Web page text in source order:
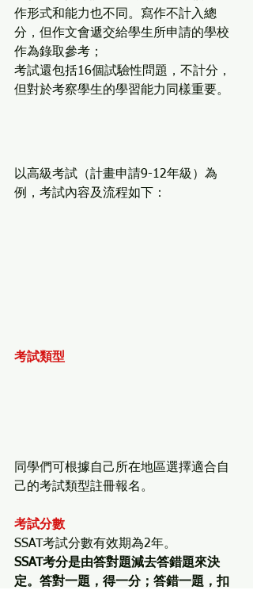
作形式和能力也不同。寫作不計入總
分，但作文會遞交給學生所申請的學校
作為錄取參考；
考試還包括16個試驗性問題，不計分，
但對於考察學生的學習能力同樣重要。
以高級考試（計畫申請9-12年級）為
例，考試內容及流程如下：
考試類型
同學們可根據自己所在地區選擇適合自
己的考試類型註冊報名。
考試分數
SSAT考試分數有效期為2年。
SSAT考分是由答對題減去答錯題來決
定。答對一題，得一分；答錯一題，扣